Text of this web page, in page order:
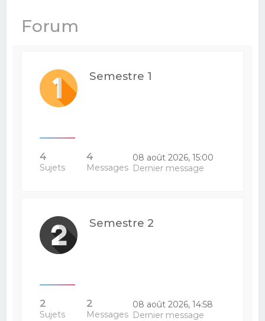
Forum
Semestre 1
4
Sujets
4
Messages
08 août 2026, 15:00
Dernier message
Semestre 2
2
Sujets
2
Messages
08 août 2026, 14:58
Dernier message